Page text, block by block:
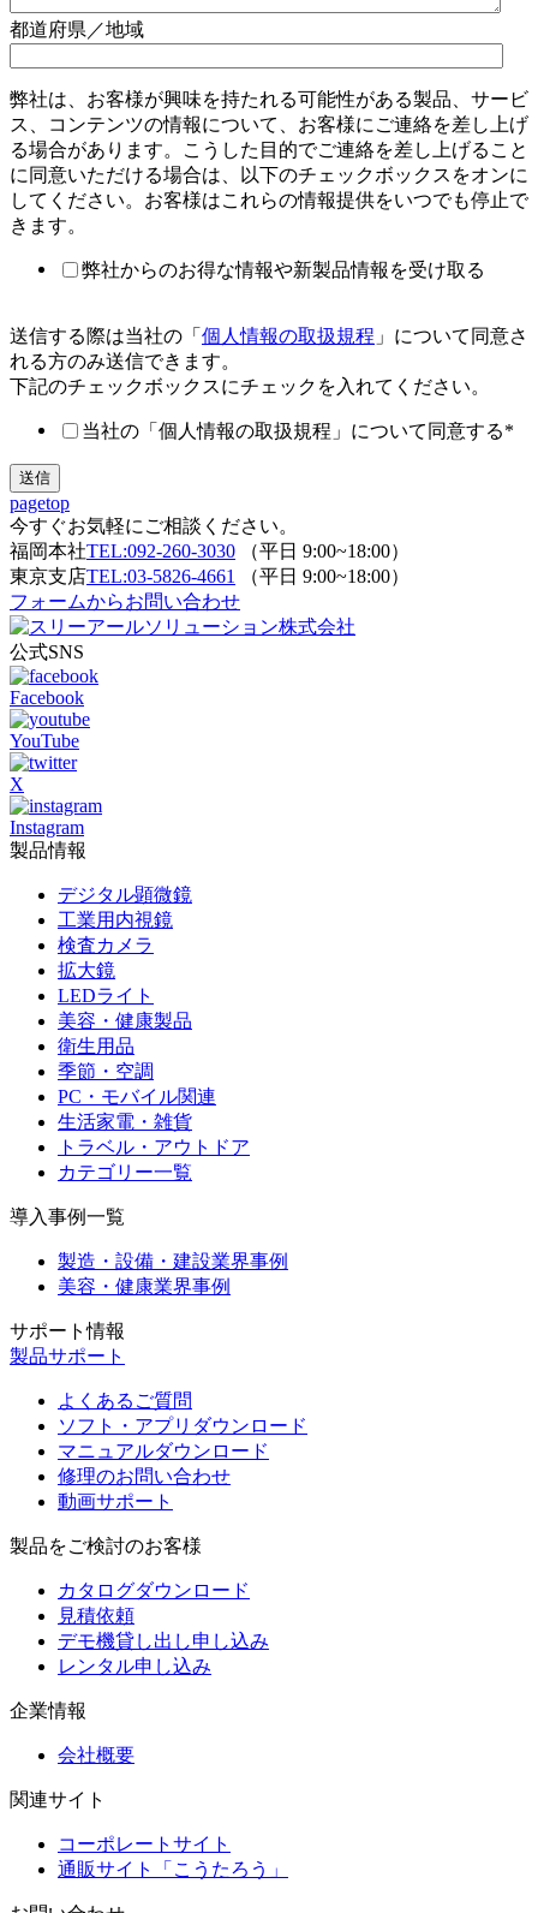
都道府県／地域
弊社は、お客様が興味を持たれる可能性がある製品、サービ
ス、コンテンツの情報について、お客様にご連絡を差し上げ
る場合があります。こうした目的でご連絡を差し上げること
に同意いただける場合は、以下のチェックボックスをオンに
してください。お客様はこれらの情報提供をいつでも停止で
きます。
弊社からのお得な情報や新製品情報を受け取る
送信する際は当社の「 個人情報の取扱規程 」について同意さ
れる方のみ送信できます。
下記のチェックボックスにチェックを入れてください。
当社の「個人情報の取扱規程」について同意する*
pagetop
今すぐお気軽にご相談ください。
福岡本社TEL:092-260-3030 （平日 9:00~18:00）
東京支店TEL:03-5826-4661
（平日 9:00~18:00）
フォームからお問い合わせ
公式SNS
Facebook
YouTube
X
Instagram
製品情報
デジタル顕微鏡
工業用内視鏡
検査カメラ
拡大鏡
LEDライト
美容・健康製品
衛生用品
季節・空調
PC・モバイル関連
生活家電・雑貨
トラベル・アウトドア
カテゴリー一覧
導入事例一覧
製造・設備・建設業界事例
美容・健康業界事例
サポート情報
製品サポート
よくあるご質問
ソフト・アプリダウンロード
マニュアルダウンロード
修理のお問い合わせ
動画サポート
製品をご検討のお客様
カタログダウンロード
見積依頼
デモ機貸し出し申し込み
レンタル申し込み
企業情報
会社概要
関連サイト
コーポレートサイト
通販サイト「こうたろう」